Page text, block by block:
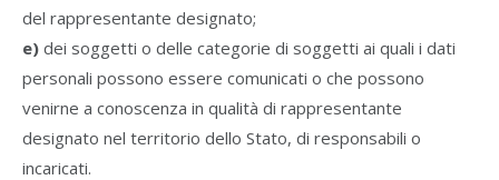
del rappresentante designato;
e) dei soggetti o delle categorie di soggetti ai quali i dati
personali possono essere comunicati o che possono
venirne a conoscenza in qualità di rappresentante
designato nel territorio dello Stato, di responsabili o
incaricati.